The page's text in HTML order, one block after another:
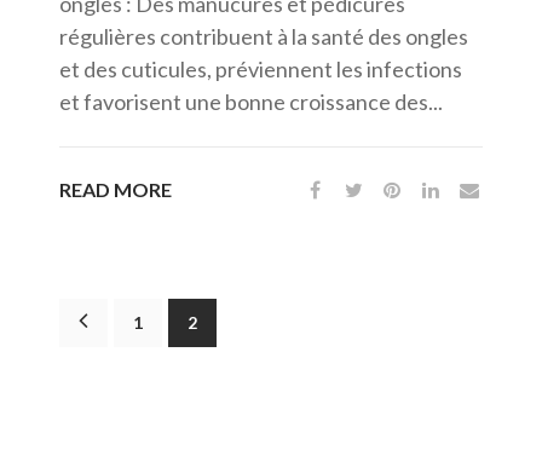
régulières contribuent à la santé des ongles
et des cuticules, préviennent les infections
et favorisent une bonne croissance des...
READ MORE
1 2